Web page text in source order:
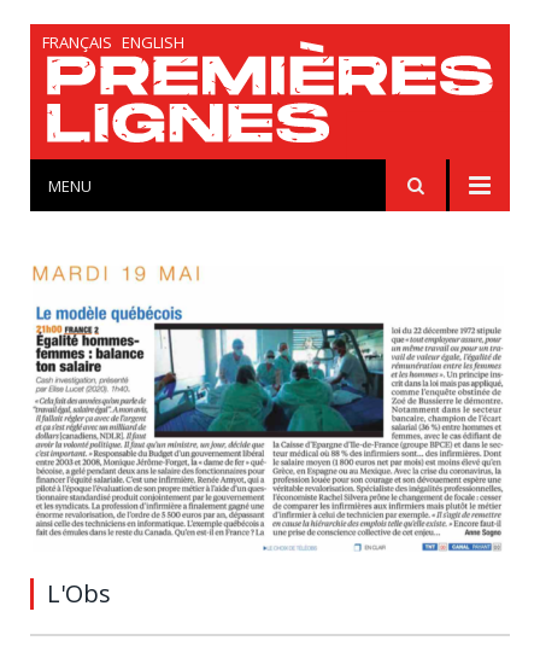
FRANÇAIS ENGLISH
MENU
L'Obs